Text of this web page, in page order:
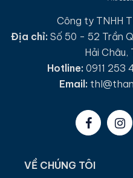
Công ty TNHH
Địa chỉ: Số 50 - 52 Trần
Hải Châu,
Hotline: 0911 253
Email:
VỀ CHÚNG TÔI